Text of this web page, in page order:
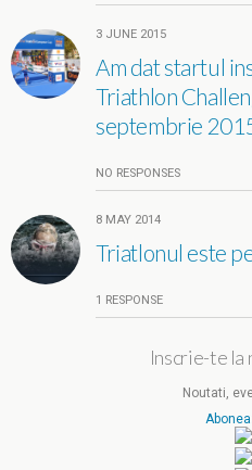
3 JUNE 2015
Am dat startul
Triathlon
septembrie
NO RESPONSES
8 MAY 2014
Triatlonul este
1 RESPONSE
Inscrie-te
Noutati,